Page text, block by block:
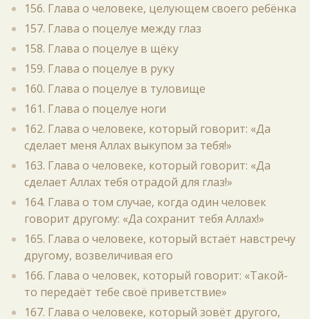
156. Глава о человеке, целующем своего ребёнка
157. Глава о поцелуе между глаз
158. Глава о поцелуе в щёку
159. Глава о поцелуе в руку
160. Глава о поцелуе в туловище
161. Глава о поцелуе ноги
162. Глава о человеке, который говорит: «Да
сделает меня Аллах выкупом за тебя!»
163. Глава о человеке, который говорит: «Да
сделает Аллах тебя отрадой для глаз!»
164. Глава о том случае, когда один человек
говорит другому: «Да сохранит тебя Аллах!»
165. Глава о человеке, который встаёт навстречу
другому, возвеличивая его
166. Глава о человек, который говорит: «Такой-
то передаёт тебе своё приветствие»
167. Глава о человеке, который зовёт другого,